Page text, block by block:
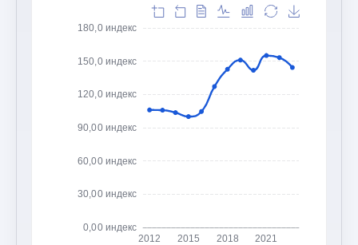
0,00 индекс
30,00 индекс
60,00 индекс
90,00 индекс
120,0 индекс
150,0 индекс
180,0 индекс
2012 2015 2018 2021